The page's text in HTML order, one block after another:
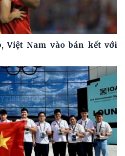
Việt Nam vào bán kết với